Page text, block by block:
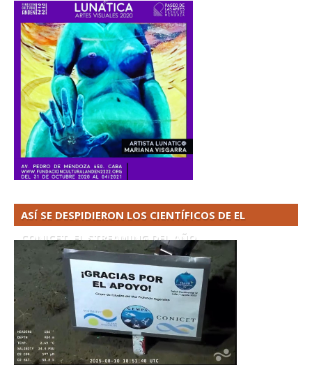
ASÍ SE DESPIDIERON LOS CIENTÍFICOS DE EL
CONICET. EL STREAMING DEL AÑO